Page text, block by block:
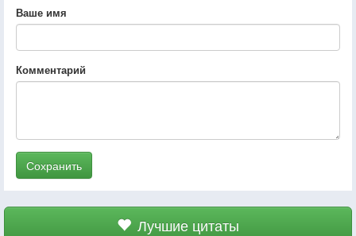
Ваше имя
Комментарий
Сохранить
Лучшие цитаты